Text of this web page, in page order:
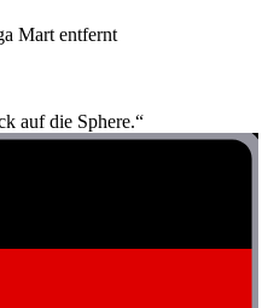
Mart entfernt
auf die Sphere.“